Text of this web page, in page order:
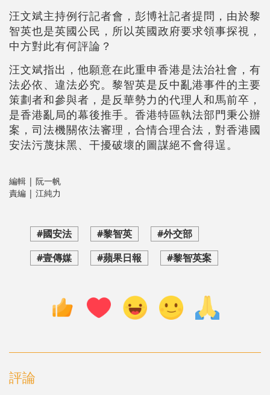
汪文斌主持例行記者會，彭博社記者提問，由於黎
智英也是英國公民，所以英國政府要求領事探視，
中方對此有何評論？
汪文斌指出，他願意在此重申香港是法治社會，有
法必依、違法必究。黎智英是反中亂港事件的主要
策劃者和參與者，是反華勢力的代理人和馬前卒，
是香港亂局的幕後推手。香港特區執法部門秉公辦
案，司法機關依法審理，合情合理合法，對香港國
安法污蔑抹黑、干擾破壞的圖謀絕不會得逞。
編輯 | 阮一帆
責編 | 江純力
#國安法 #黎智英
#外交部
#壹傳媒
#蘋果日報 #黎智英案
評論